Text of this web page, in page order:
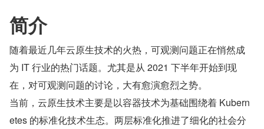
简介
随着最近几年云原生技术的火热，可观测问题正在悄然成
为 IT 行业的热门话题。尤其是从 2021 下半年开始到现
在，对可观测问题的讨论，大有愈演愈烈之势。
当前，云原生技术主要是以容器技术为基础围绕着 Kubern
etes 的标准化技术生态。两层标准化推进了细化的社会分